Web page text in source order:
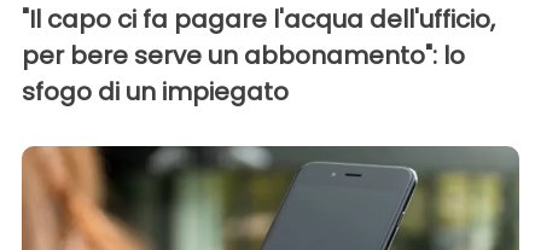
"Il capo ci fa pagare l'acqua dell'ufficio,
per bere serve un abbonamento": lo
sfogo di un impiegato